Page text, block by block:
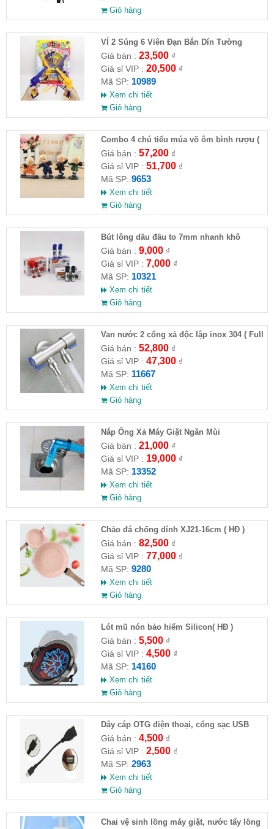
Giỏ hàng
VỈ 2 Súng 6 Viên Đạn Bắn Dín Tường
Giá bán : 23,500₫
Giá sỉ VIP : 20,500₫
Mã SP: 10989
Xem chi tiết
Giỏ hàng
Combo 4 chú tiểu múa võ ôm bình rượu (
HĐ )
Giá bán : 57,200₫
Giá sỉ VIP : 51,700₫
Mã SP: 9653
Xem chi tiết
Giỏ hàng
Bút lông dầu đầu to 7mm nhanh khô
Giá bán : 9,000₫
Giá sỉ VIP : 7,000₫
Mã SP: 10321
Xem chi tiết
Giỏ hàng
Van nước 2 cổng xả độc lập inox 304 ( Full
VAT )
Giá bán : 52,800₫
Giá sỉ VIP : 47,300₫
Mã SP: 11667
Xem chi tiết
Giỏ hàng
Nắp Ống Xả Máy Giặt Ngăn Mùi
Giá bán : 21,000₫
Giá sỉ VIP : 19,000₫
Mã SP: 13352
Xem chi tiết
Giỏ hàng
Chảo đá chống dính XJ21-16cm ( HĐ )
Giá bán : 82,500₫
Giá sỉ VIP : 77,000₫
Mã SP: 9280
Xem chi tiết
Giỏ hàng
Lót mũ nón bảo hiểm Silicon( HĐ )
Giá bán : 5,500₫
Giá sỉ VIP : 4,500₫
Mã SP: 14160
Xem chi tiết
Giỏ hàng
Dây cáp OTG điện thoại, cổng sạc USB
Giá bán : 4,500₫
Giá sỉ VIP : 2,500₫
Mã SP: 2963
Xem chi tiết
Giỏ hàng
Chai vệ sinh lồng máy giặt, nước tẩy lồng